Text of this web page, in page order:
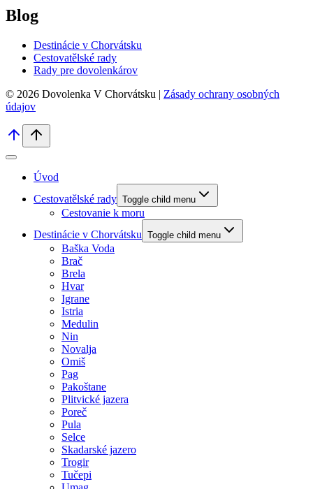
Blog
Destinácie v Chorvátsku
Cestovatělské rady
Rady pre dovolenkárov
© 2026 Dovolenka V Chorvátsku | Zásady ochrany osobných
údajov
Úvod
Cestovatělské rady Toggle child menu
Cestovanie k moru
Destinácie v Chorvátsku Toggle child menu
Baška Voda
Brač
Brela
Hvar
Igrane
Istria
Medulin
Nin
Novalja
Omiš
Pag
Pakoštane
Plitvické jazera
Poreč
Pula
Selce
Skadarské jazero
Trogir
Tučepi